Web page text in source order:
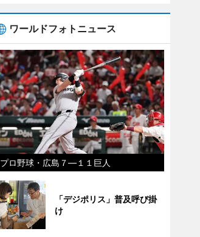
ワールドフォトニュース
プロ野球・広島７―１１巨人
「デジポリス」普及呼び掛
け